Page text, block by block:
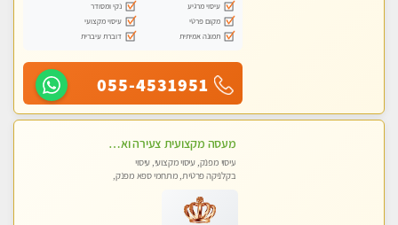
עיסוי מרגיע
נקי ומסודר
מקום פרטי
עיסוי מקצועי
תמונה אמיתית
דוברת עיברית
055-4531951
מעסה מקצועית צעירה ואיכותית בקרית- חיים
עיסוי מפנק, עיסוי מקצועי, עיסוי
בקלניקה פרטית, מתחמי ספא מפנק,